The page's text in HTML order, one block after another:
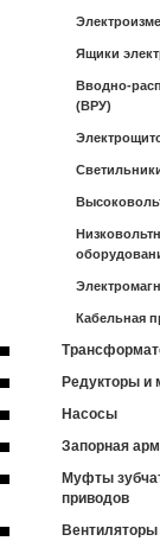
Ящики
Вводно-
(ВРУ)
Кабельная
Редукторы и
Насосы
Запорная
Муфты
приводов